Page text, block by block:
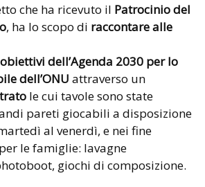
che ha ricevuto il Patrocinio del
, ha lo scopo di raccontare alle
dell’Agenda 2030 per lo
dell’ONU attraverso un
le cui tavole sono state
pareti giocabili a disposizione
al venerdì, e nei fine
le famiglie: lavagne
giochi di composizione.